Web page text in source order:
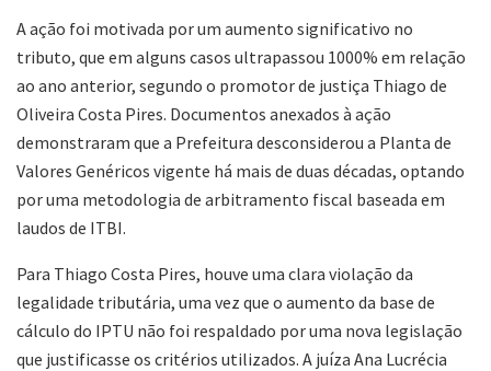
A ação foi motivada por um aumento significativo no
tributo, que em alguns casos ultrapassou 1000% em relação
ao ano anterior, segundo o promotor de justiça Thiago de
Oliveira Costa Pires. Documentos anexados à ação
demonstraram que a Prefeitura desconsiderou a Planta de
Valores Genéricos vigente há mais de duas décadas, optando
por uma metodologia de arbitramento fiscal baseada em
laudos de ITBI.
Para Thiago Costa Pires, houve uma clara violação da
legalidade tributária, uma vez que o aumento da base de
cálculo do IPTU não foi respaldado por uma nova legislação
que justificasse os critérios utilizados. A juíza Ana Lucrécia